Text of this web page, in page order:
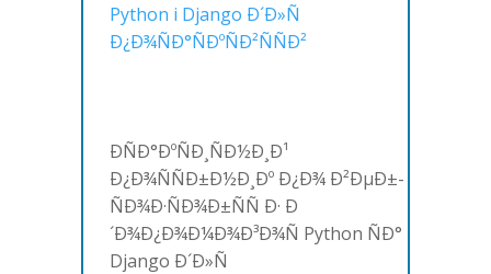
Python i Django Ð´Ð»Ñ
Ð¿Ð¾ÑÐ°ÑÐºÑÐ²ÑÑÐ²
ÐÑÐ°ÐºÑÐ¸ÑÐ½Ð¸Ð¹
Ð¿Ð¾ÑÑÐ±Ð½Ð¸Ðº Ð¿Ð¾ Ð²ÐµÐ±-
ÑÐ¾Ð·ÑÐ¾Ð±ÑÑ Ð· Ð
´Ð¾Ð¿Ð¾Ð¼Ð¾Ð³Ð¾Ñ Python ÑÐ°
Django Ð´Ð»Ñ